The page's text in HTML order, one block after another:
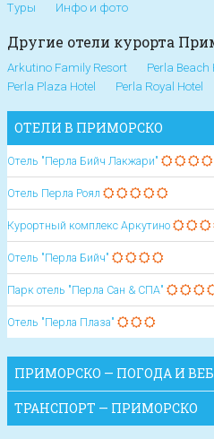
Туры
Инфо и фото
Другие отели курорта
Arkutino Family Resort Perla Beach
Perla Plaza Hotel
Perla Royal Hotel
ОТЕЛИ В ПРИМОРСКО
Отель "Перла Бийч Лакжари"
Отель Перла Роял
Курортный комплекс Аркутино
Отель "Перла Бийч"
Парк отель "Перла Сан & СПА"
Отель "Перла Плаза"
ПРИМОРСКО — ПОГОДА И
ТРАНСПОРТ — ПРИМОРСКО